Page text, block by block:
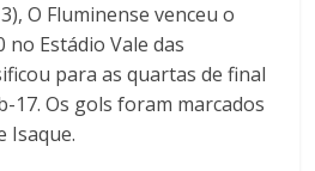
O Fluminense venceu o
no Estádio Vale das
para as quartas de final
17. Os gols foram marcados
Isaque.